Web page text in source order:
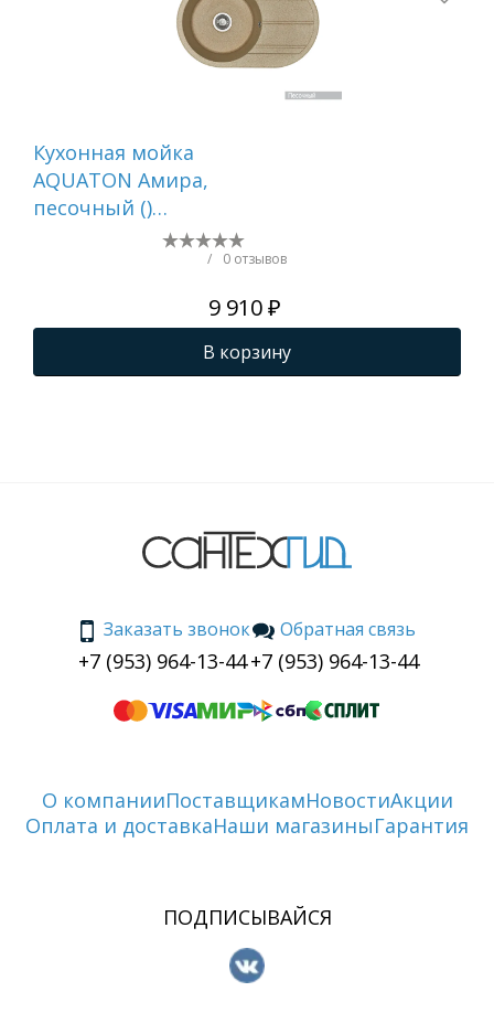
Кухонная мойка
AQUATON Амира,
песочный ()
1A712932AI220
/ 0 отзывов
9 910 ₽
В корзину
Заказать звонок
+7 (953) 964-13-44
Обратная связь
+7 (953) 964-13-44
О компанииПоставщикамНовостиАкции
Оплата и доставкаНаши магазиныГарантия
ПОДПИСЫВАЙСЯ